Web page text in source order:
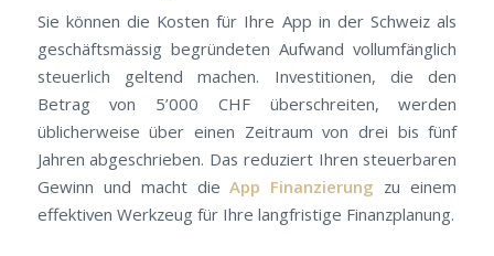
Sie können die Kosten für Ihre App in der Schweiz als
geschäftsmässig begründeten Aufwand vollumfänglich
steuerlich geltend machen. Investitionen, die den
Betrag von 5’000 CHF überschreiten, werden
üblicherweise über einen Zeitraum von drei bis fünf
Jahren abgeschrieben. Das reduziert Ihren steuerbaren
Gewinn und macht dieApp Finanzierung zu einem
effektiven Werkzeug für Ihre langfristige Finanzplanung.